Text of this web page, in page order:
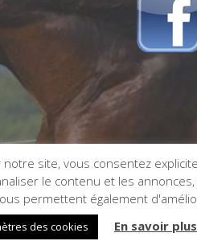
site, vous consentez
le contenu et les
permettent également
des cookies En savoir